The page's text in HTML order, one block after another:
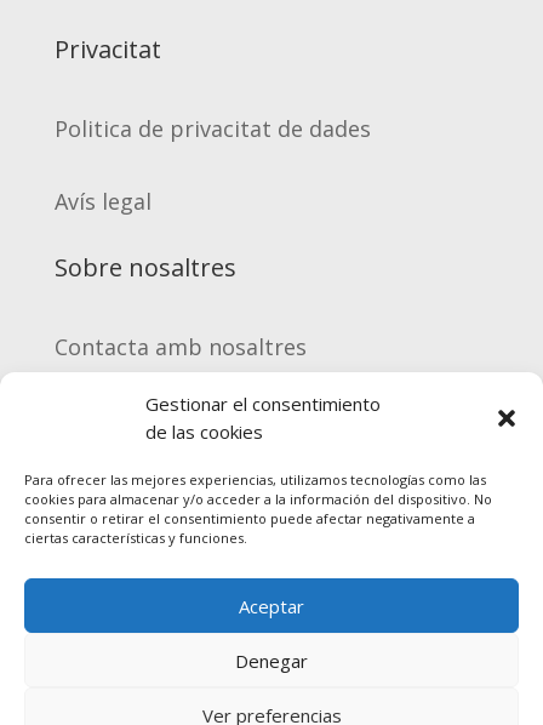
Gestionar el consentimiento
de las cookies
Para ofrecer las mejores experiencias, utilizamos tecnologías como las
cookies para almacenar y/o acceder a la información del dispositivo. No
consentir o retirar el consentimiento puede afectar negativamente a
ciertas características y funciones.
Aceptar
Denegar
Ver preferencias
Privacitat
Politica de privacitat de dades
Avís legal
Sobre nosaltres
Contacta amb nosaltres
Equip Enment
Registrar-me
Preguntes freqüents